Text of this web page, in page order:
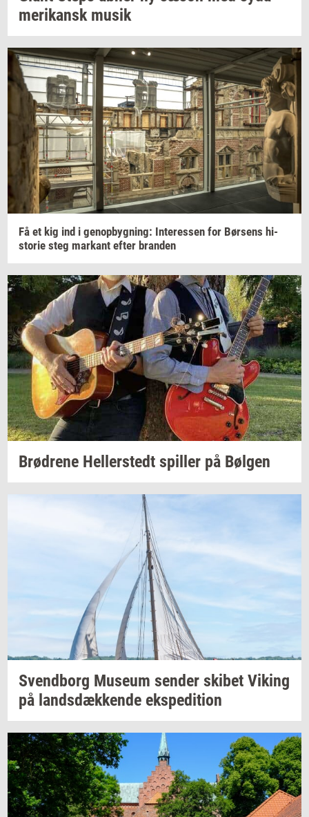
me­ri­kanskmusik
Få et kig ind i genop­byg­ning: In­ter­es­sen for Bør­sens hi­
sto­rie steg mar­kant efter bran­den
Brød­re­ne Hel­ler­stedt spil­ler på Bøl­gen
Svend­borg Mu­se­um sen­der ski­bet Viking
på lands­dæk­ken­de eks­pe­di­tion